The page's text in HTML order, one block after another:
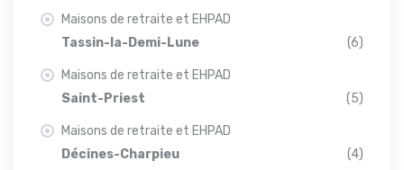
Maisons de retraite et EHPAD
Tassin-la-Demi-Lune
(6)
Maisons de retraite et EHPAD
Saint-Priest
(5)
Maisons de retraite et EHPAD
Décines-Charpieu
(4)